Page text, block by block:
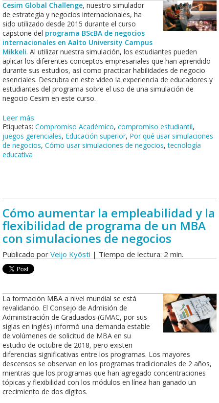
Cesim Global Challenge, nuestro simulador
de estrategia y negocios internacionales, ha
sido utilizado desde 2015 durante el curso
capstone del programa BScBA de negocios
internacionales en Aalto University Campus
Mikkeli. Al utilizar nuestra simulación, los estudiantes pueden
aplicar los diferentes conceptos empresariales que han aprendido
durante sus estudios, así como practicar habilidades de negocio
esenciales. Descubra en este video la experiencia de educadores y
estudiantes del programa sobre el uso de una simulación de
negocio Cesim en este curso.
Leer más
Etiquetas: Compromiso Académico, compromiso estudiantil,
juegos gerenciales, Educación superior, Por qué usar simulaciones
de negocios, Cómo usar simulaciones de negocios,tecnología
educativa
Cómo aumentar la empleabilidad y la
flexibilidad de programa de un MBA
con simulaciones de negocios
Publicado por Veijo Kyösti | Tiempo de lectura: 2 min.
La formación MBA a nivel mundial se está
revalidando. El Consejo de Admisión de
Administración de Graduados (GMAC, por sus
siglas en inglés) informó una demanda estable
de volúmenes de solicitud de MBA en su
estudio de octubre de 2018, pero existen
diferencias significativas entre los programas. Los mayores
descensos se observan en los programas tradicionales de 2 años,
mientras que los programas que han agregado concentraciones
tópicas y flexibilidad con los módulos en línea han ganado un
crecimiento de dos dígitos.